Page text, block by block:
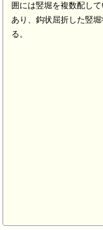
囲には竪堀を複数配し
あり、鈎状屈折した竪
る。